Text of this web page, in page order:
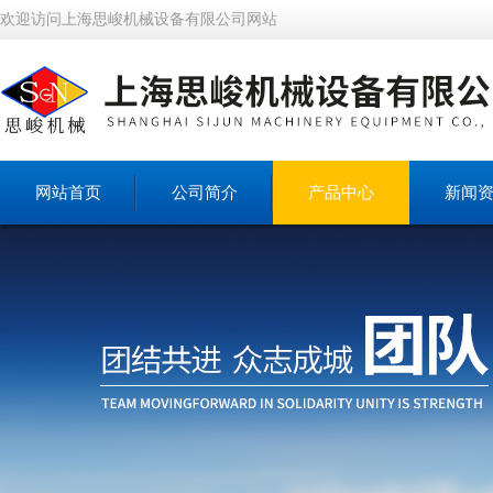
欢迎访问上海思峻机械设备有限公司网站
网站首页 公司简介 产品中心 新闻